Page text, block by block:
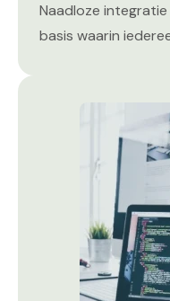
Naadloze
basis waarin